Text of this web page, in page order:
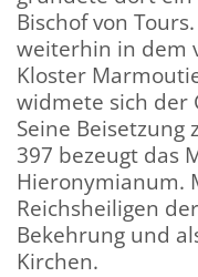
Bischof von
weiterhin in dem
Kloster
widmete sich der
Seine Beisetzung
397 bezeugt das
Hieronymianum.
Reichsheiligen
Bekehrung und
Kirchen.